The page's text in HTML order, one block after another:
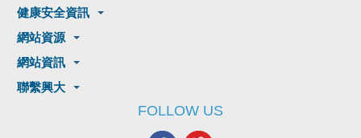
健康安全資訊
網站資源
網站資訊
聯繫興大
FOLLOW US